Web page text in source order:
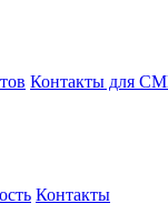
Контакты для
Контакты